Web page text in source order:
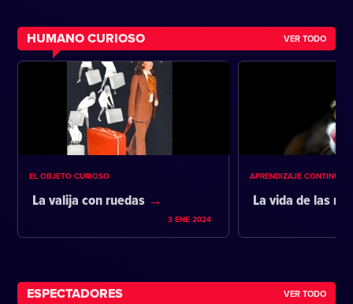
HUMANO CURIOSO VER TODO
EL OBJETO CURIOSO
La valija con ruedas
3 ENE 2024
APRENDIZAJE CONTINUO
La vida de las
ESPECTADORES VER TODO